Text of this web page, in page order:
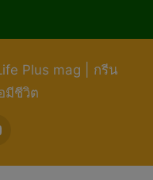
Plus mag | กรีน
มีชีวิต